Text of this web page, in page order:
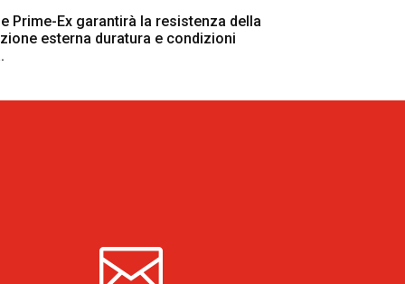
Prime-Ex garantirà la resistenza della
esterna duratura e condizioni
